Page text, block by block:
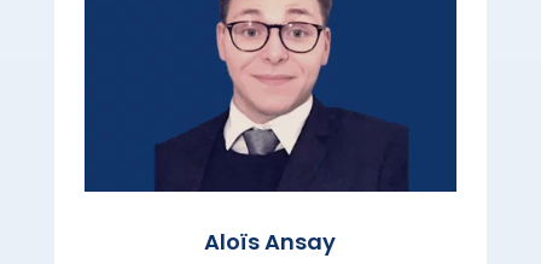
AloïsAnsay